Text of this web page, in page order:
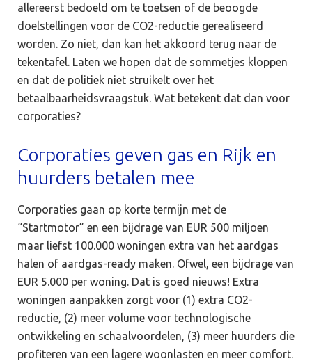
allereerst bedoeld om te toetsen of de beoogde
doelstellingen voor de CO2-reductie gerealiseerd
worden. Zo niet, dan kan het akkoord terug naar de
tekentafel. Laten we hopen dat de sommetjes kloppen
en dat de politiek niet struikelt over het
betaalbaarheidsvraagstuk. Wat betekent dat dan voor
corporaties?
Corporaties geven gas en Rijk en
huurders betalen mee
Corporaties gaan op korte termijn met de
“Startmotor” en een bijdrage van EUR 500 miljoen
maar liefst 100.000 woningen extra van het aardgas
halen of aardgas-ready maken. Ofwel, een bijdrage van
EUR 5.000 per woning. Dat is goed nieuws! Extra
woningen aanpakken zorgt voor (1) extra CO2-
reductie, (2) meer volume voor technologische
ontwikkeling en schaalvoordelen, (3) meer huurders die
profiteren van een lagere woonlasten en meer comfort.